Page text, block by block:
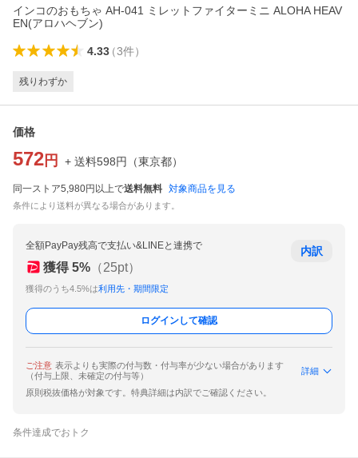
インコのおもちゃ AH-041 ミレットファイターミニ ALOHA HEAV
EN(アロハヘブン)
4.33（3件）
残りわずか
価格
572 円 + 送料598円 （東京都）
同一ストア5,980円以上で送料無料 対象商品を見る
条件により送料が異なる場合があります。
全額PayPay残高で支払い&LINEと連携で
獲得 5% （25pt）
獲得のうち4.5%は利用先・期間限定
内訳
ログインして確認
ご注意 表示よりも実際の付与数・付与率が少ない場合があります
（付与上限、未確定の付与等）
詳細
原則税抜価格が対象です。特典詳細は内訳でご確認ください。
条件達成でおトク